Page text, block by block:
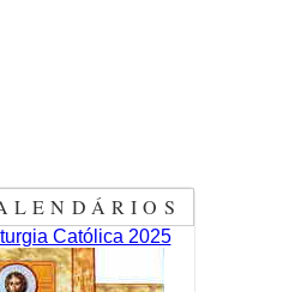
Católica 2025